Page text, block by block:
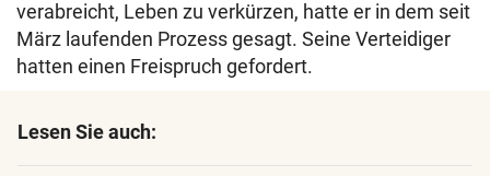
verabreicht, Leben zu verkürzen, hatte er in dem seit
März laufenden Prozess gesagt. Seine Verteidiger
hatten einen Freispruch gefordert.
Lesen Sie auch: